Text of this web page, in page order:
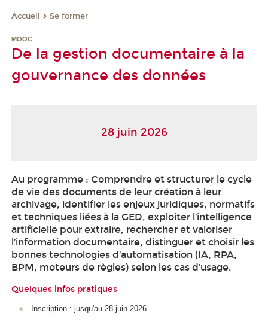
Accueil Se former
MOOC
De la gestion documentaire à la
gouvernance des données
28 juin 2026
Au programme : Comprendre et structurer le cycle
de vie des documents de leur création à leur
archivage, identifier les enjeux juridiques, normatifs
et techniques liées à la GED, exploiter l’intelligence
artificielle pour extraire, rechercher et valoriser
l’information documentaire, distinguer et choisir les
bonnes technologies d’automatisation (IA, RPA,
BPM, moteurs de règles) selon les cas d’usage.
Quelques infos pratiques
Inscription : jusqu'au 28 juin 2026